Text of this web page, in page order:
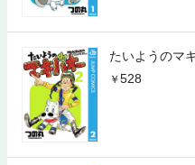
たいようのマ
528